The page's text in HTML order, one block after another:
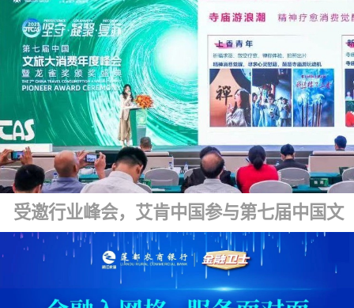
受邀行业峰会，艾肯中国参与第七届中国文旅大消费年度峰会暨龙雀盛典